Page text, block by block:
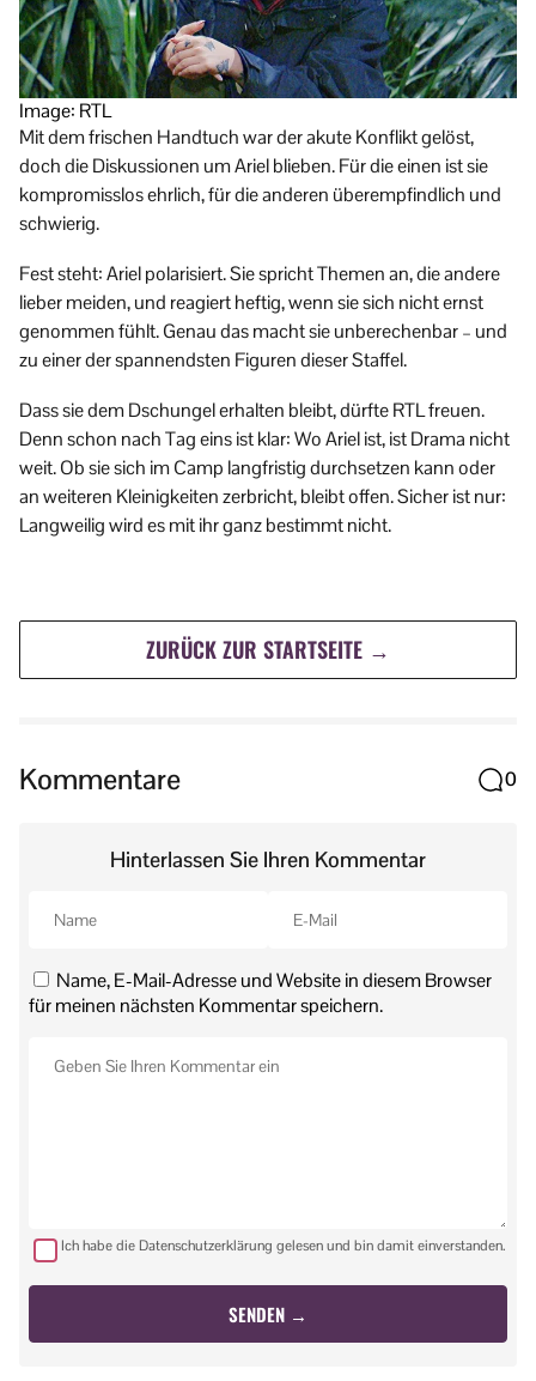
Image: RTL
Mit dem frischen Handtuch war der akute Konflikt gelöst,
doch die Diskussionen um Ariel blieben. Für die einen ist sie
kompromisslos ehrlich, für die anderen überempfindlich und
schwierig.
Fest steht: Ariel polarisiert. Sie spricht Themen an, die andere
lieber meiden, und reagiert heftig, wenn sie sich nicht ernst
genommen fühlt. Genau das macht sie unberechenbar – und
zu einer der spannendsten Figuren dieser Staffel.
Dass sie dem Dschungel erhalten bleibt, dürfte RTL freuen.
Denn schon nach Tag eins ist klar: Wo Ariel ist, ist Drama nicht
weit. Ob sie sich im Camp langfristig durchsetzen kann oder
an weiteren Kleinigkeiten zerbricht, bleibt offen. Sicher ist nur:
Langweilig wird es mit ihr ganz bestimmt nicht.
ZURÜCK ZUR STARTSEITE →
Kommentare 0
Hinterlassen Sie Ihren Kommentar
Name, E-Mail-Adresse und Website in diesem Browser
für meinen nächsten Kommentar speichern.
Ich habe die Datenschutzerklärung gelesen und bin damit einverstanden.